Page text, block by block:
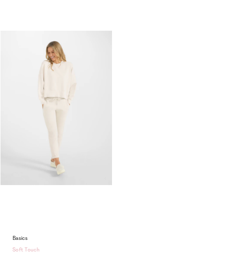
Basics
Soft Touch